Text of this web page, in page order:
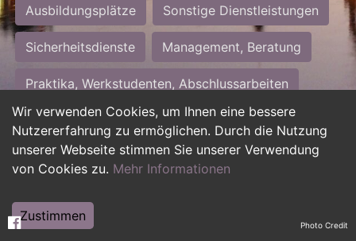
Wir verwenden Cookies, um Ihnen eine bessere
Nutzererfahrung zu ermöglichen. Durch die Nutzung
unserer Webseite stimmen Sie unserer Verwendung
von Cookies zu. Mehr Informationen
Zustimmen
Ausbildungsplätze Sonstige Dienstleistungen
Sicherheitsdienste Management, Beratung
Praktika, Werkstudenten, Abschlussarbeiten
Personalwesen Assistenz, Sekretariat
Hilfskräfte, Aushilfs- und Nebenjobs
Weiterbildung, Studium, duale Ausbildung Photo Credit